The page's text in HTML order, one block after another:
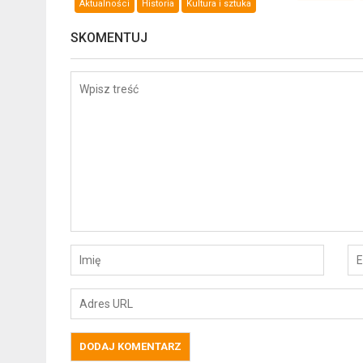
Aktualności Historia Kultura i sztuka
SKOMENTUJ